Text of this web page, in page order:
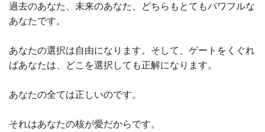
過去のあなた、未来のあなた、どちらもとてもパワフルな
あなたです。
あなたの選択は自由になります。 そして、ゲートをくぐれ
ばあなたは、どこを選択しても正解になります。
あなたの全ては正しいのです。
それはあなたの核が愛だからです。